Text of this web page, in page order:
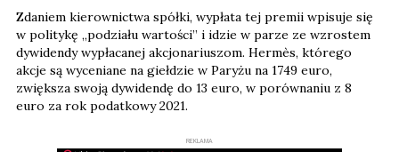
Zdaniem kierownictwa spółki, wypłata tej premii wpisuje się
w politykę „podziału wartości” i idzie w parze ze wzrostem
dywidendy wypłacanej akcjonariuszom. Hermès, którego
akcje są wyceniane na giełdzie w Paryżu na 1749 euro,
zwiększa swoją dywidendę do 13 euro, w porównaniu z 8
euro za rok podatkowy 2021.
REKLAMA